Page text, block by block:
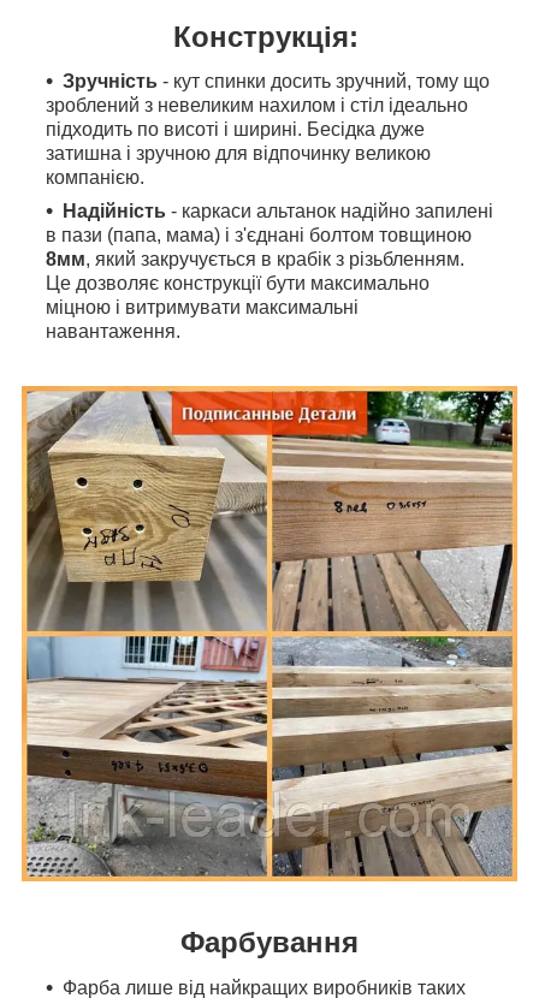
Конструкція:
Зручність - кут спинки досить зручний, тому що
зроблений з невеликим нахилом і стіл ідеально
підходить по висоті і ширині. Бесідка дуже
затишна і зручною для відпочинку великою
компанією.
Надійність - каркаси альтанок надійно запилені
в пази (папа, мама) і з'єднані болтом товщиною
8мм, який закручується в крабік з різьбленням.
Це дозволяє конструкції бути максимально
міцною і витримувати максимальні
навантаження.
Фарбування
Фарба лише від найкращих виробників таких